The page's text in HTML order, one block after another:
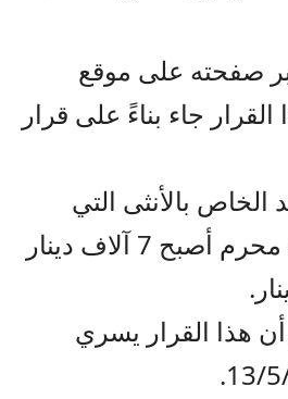
صفحته على موقع
جاء بناءً على قرار
بالأنثى التي
ترغب باصطحاب محرم أصبح 7 آلاف دينار
هذا القرار يسري